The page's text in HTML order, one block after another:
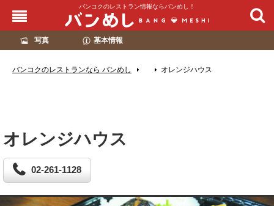
バンコクのレストラン情報ならバンめし！
写真 基本情報
バンコクのレストランなら バンめし オレンジハウス
オレンジハウス
02-261-1128